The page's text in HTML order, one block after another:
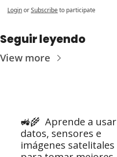
LoginorSubscribeto participate
Seguir leyendo
View more
🚜🌾 Aprende a usar
datos, sensores e
imágenes satelitales